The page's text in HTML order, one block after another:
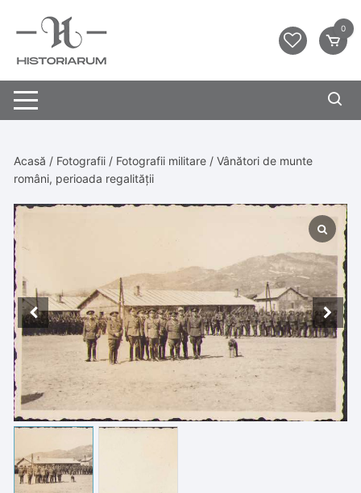
0
Acasă / Fotografii / Fotografii militare / Vânători de munte
români, perioada regalității